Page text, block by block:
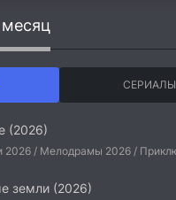
СЕРИАЛЫ
(2026)
земли (2026)